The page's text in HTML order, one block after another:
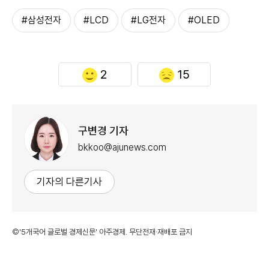
#삼성전자 #LCD #LG전자 #OLED
2 15
구변경 기자
bkkoo@ajunews.com
기자의 다른기사
©'5개국어 글로벌 경제신문' 아주경제. 무단전재·재배포 금지